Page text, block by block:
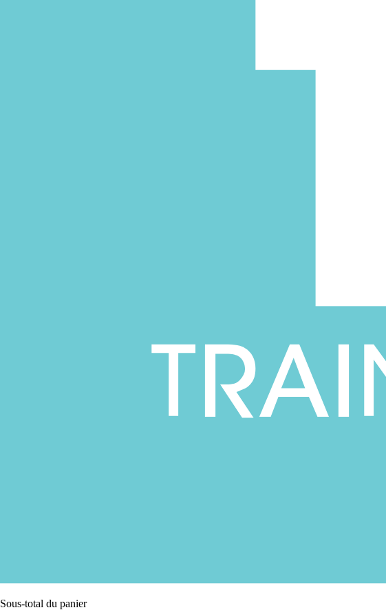
Sous-total du panier